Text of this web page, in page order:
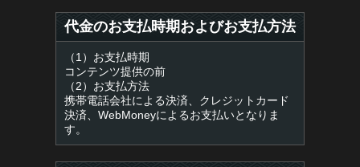
代金のお支払時期およびお支払方法
（1）お支払時期
コンテンツ提供の前
（2）お支払方法
携帯電話会社による決済、クレジットカード
決済、WebMoneyによるお支払いとなりま
す。